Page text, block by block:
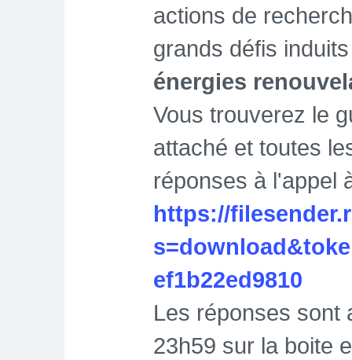
actions de
grands défis
énergies
Vous trouverez le
attaché et toutes
réponses à l'appel
https://
ef1b22ed9810
Les réponses sont
23h59 sur la boite